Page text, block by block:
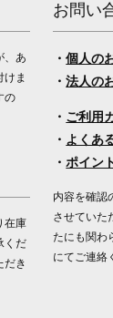
、あ
ま
の
在庫
くだ
だき
お問い
・個人の
・法人の
・ ご利用
・ よくあ
・ポイン
内容を確認
させていた
たにも関わ
にてご連絡